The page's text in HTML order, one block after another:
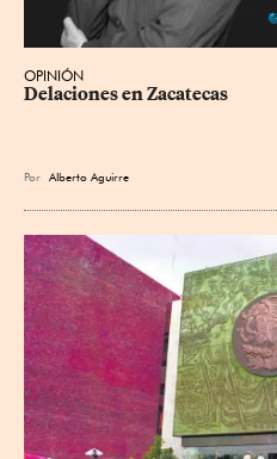
OPINIÓN
Delaciones en Zacatecas
Por Alberto Aguirre